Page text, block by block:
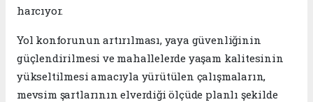
harcıyor.
Yol konforunun artırılması, yaya güvenliğinin
güçlendirilmesi ve mahallelerde yaşam kalitesinin
yükseltilmesi amacıyla yürütülen çalışmaların,
mevsim şartlarının elverdiği ölçüde planlı şekilde